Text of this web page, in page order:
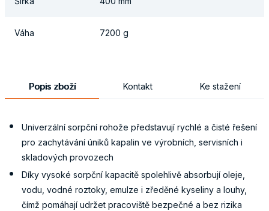
Váha 7200 g
Popis zboží Kontakt Ke stažení
Univerzální sorpční rohože představují rychlé a čisté řešení
pro zachytávání úniků kapalin ve výrobních, servisních i
skladových provozech
Díky vysoké sorpční kapacitě spolehlivě absorbují oleje,
vodu, vodné roztoky, emulze i zředěné kyseliny a louhy,
čímž pomáhají udržet pracoviště bezpečné a bez rizika